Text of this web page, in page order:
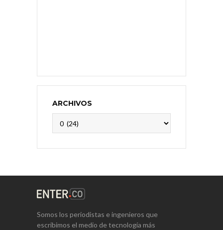
ARCHIVOS
Somos los periodistas e ingenieros que
escribimos el medio de tecnología más